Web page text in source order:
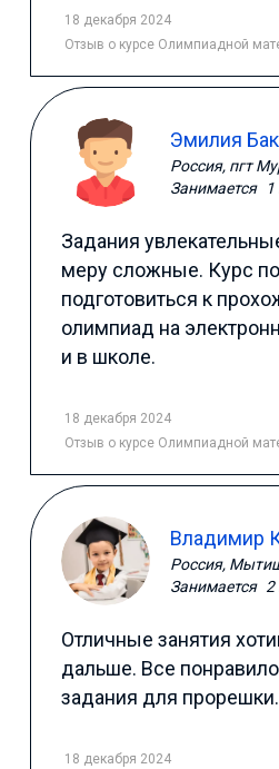
18 декабря 2024
Отзыв о курсе Олимпиадной
Эмилия
Россия, пгт
Занимается
Задания
меру сложные. Курс
подготовиться к
олимпиад на
и в школе.
18 декабря 2024
Отзыв о курсе Олимпиадной
Владимир
Россия,
Занимается 2
Отличные занятия
дальше. Все
задания для прорешки.
18 декабря 2024